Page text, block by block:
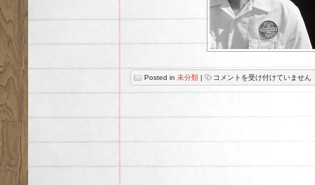
Posted in 未分類 |
Traverse
Tokyo
コメントを受け付けていません